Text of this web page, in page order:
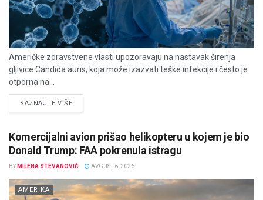
Američke zdravstvene vlasti upozoravaju na nastavak širenja
gljivice Candida auris, koja može izazvati teške infekcije i često je
otporna na...
SAZNAJTE VIŠEDETAILS
Komercijalni avion prišao helikopteru u kojem je bio
Donald Trump: FAA pokrenula istragu
BY MILENA STEVANOVIĆ AVGUST 6, 2026
AMERIKA